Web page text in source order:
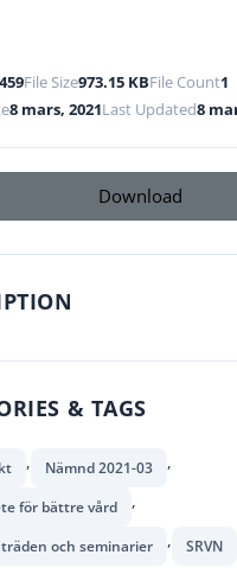
459File Size973.15 KBFile Count1
8 mars, 2021Last Updated8
Download
& TAGS
, Nämnd 2021-03 ,
för bättre vård ,
och seminarier , SRVN